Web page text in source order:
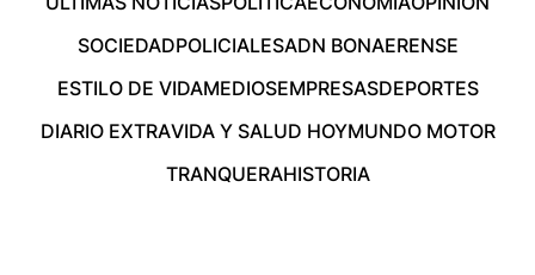
SOCIEDADPOLICIALESADN BONAERENSE
ESTILO DE VIDAMEDIOSEMPRESASDEPORTES
DIARIO EXTRAVIDA Y SALUD HOYMUNDO MOTOR
TRANQUERAHISTORIA